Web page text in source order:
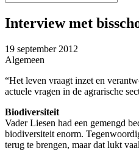
Interview met
19 september 2012
Algemeen
“Het leven vraagt inzet en
actuele vragen in de agrarische
Biodiversiteit
Vader Liesen had een gemengd
biodiversiteit enorm.
terug te brengen, maar dat lukt